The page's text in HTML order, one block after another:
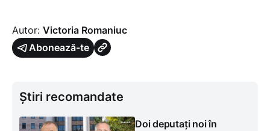
Autor: Victoria Romaniuc
Abonează-te
Știri recomandate
Doi deputați noi în